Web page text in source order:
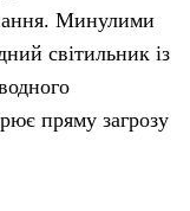
Минулими
світильник із
пряму загрозу